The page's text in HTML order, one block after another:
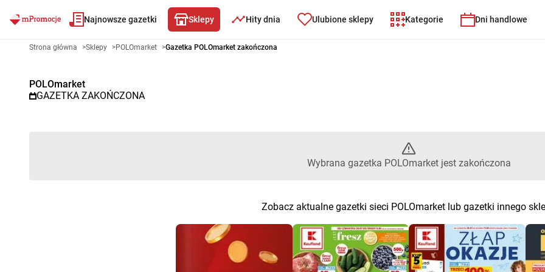
Najnowsze gazetki Sklepy Hity dnia Ulubione sklepy Kategorie Dni handlowe
Gazetka promocyjna POLOmarket – Wybrana gazetka
Strona główna >Sklepy >POLOmarket >Gazetka POLOmarket zakończona
POLOmarket
GAZETKA ZAKOŃCZONA
Wybrana gazetka POLOmarket jest zakończona
Zobacz aktualne gazetki sieci POLOmarket lub gazetki innego